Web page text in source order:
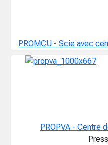
PROMCU - Scie avec
PROPVA - Centre